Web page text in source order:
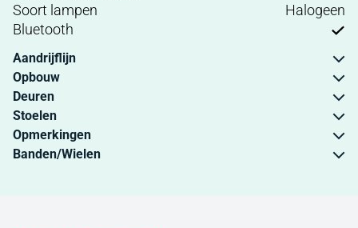
Soort lampen
Halogeen
Bluetooth
Aandrijflijn
Opbouw
Deuren
Stoelen
Opmerkingen
Banden/Wielen